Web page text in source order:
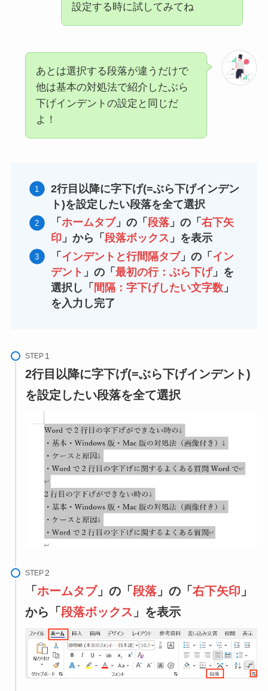
設定する時に試してみてね
あとは選択する段落が違うだけで
他は基本の対処法で紹介したぶら
下げインデントの設定と同じだ
よ！
2行目以降に字下げ(=ぶら下げインデン
ト)を設定したい段落を全て選択
「ホームタブ 」の「段落 」の「右下矢
印 」から「段落ボックス 」を表示
「 インデントと行間隔タブ」の「 イン
デント 」の「最初の行：ぶら下げ」を
選択し「 間隔：字下げしたい文字数 」
を入力し完了
STEP
2行目以降に字下げ(=ぶら下げインデント)
を設定したい段落を全て選択
STEP
「ホームタブ」の「段落」の「右下矢印 」
から「段落ボックス 」を表示